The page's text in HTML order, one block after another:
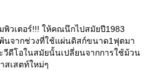
วเตอร์!!! ให้คณนึกไปสมัยปี1983
นจากช่วงที่ใช้แผ่นดิสก์ขนาด1ฟุตมา
วีดีโอในสมัยนั้นเปลี่ยนจากการใช้ม้วน
สเสตท์ใหม่ๆ